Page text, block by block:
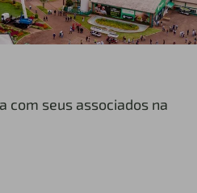
com seus associados na